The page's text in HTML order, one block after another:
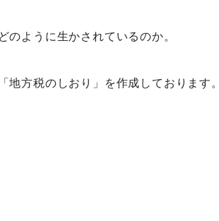
ように生かされているのか。
方税のしおり」を作成しております。